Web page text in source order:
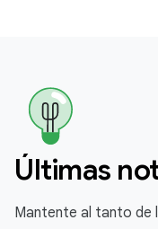
Últimas
Mantente al tanto de